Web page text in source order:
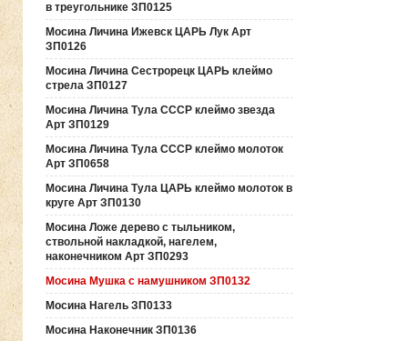
в треугольнике ЗП0125
Мосина Личина Ижевск ЦАРЬ Лук Арт
ЗП0126
Мосина Личина Сестрорецк ЦАРЬ клеймо
стрела ЗП0127
Мосина Личина Тула СССР клеймо звезда
Арт ЗП0129
Мосина Личина Тула СССР клеймо молоток
Арт ЗП0658
Мосина Личина Тула ЦАРЬ клеймо молоток в
круге Арт ЗП0130
Мосина Ложе дерево с тыльником,
ствольной накладкой, нагелем,
наконечником Арт ЗП0293
Мосина Мушка с намушником ЗП0132
Мосина Нагель ЗП0133
Мосина Наконечник ЗП0136